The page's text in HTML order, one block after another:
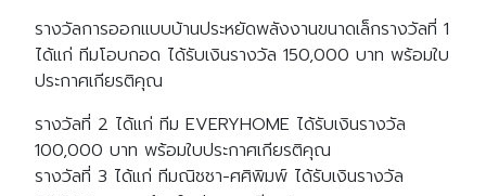
รางวัลการออกแบบบ้านประหยัดพลังงานขนาดเล็กรางวัลที่ 1
ได้แก่ ทีมโอบกอด ได้รับเงินรางวัล 150,000 บาท พร้อมใบ
ประกาศเกียรติคุณ
รางวัลที่ 2 ได้แก่ ทีม EVERYHOME ได้รับเงินรางวัล
100,000 บาท พร้อมใบประกาศเกียรติคุณ
รางวัลที่ 3 ได้แก่ ทีมณิชชา-ศศิพิมพ์ ได้รับเงินรางวัล